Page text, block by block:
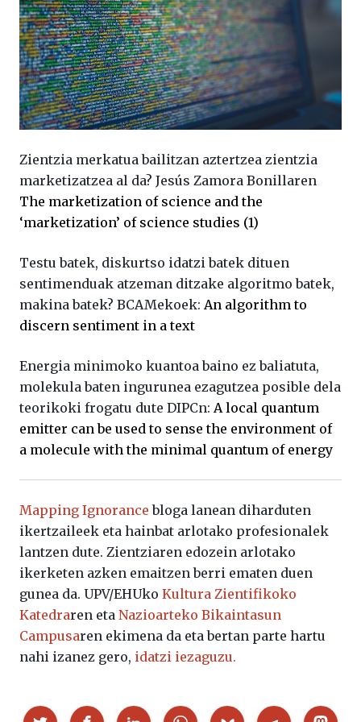
Zientzia merkatua bailitzan aztertzea zientzia
marketizatzea al da? Jesús Zamora Bonillaren
The marketization of science and the
‘marketization’ of science studies (1)
Testu batek, diskurtso idatzi batek dituen
sentimenduak atzeman ditzake algoritmo batek,
makina batek? BCAMekoek: An algorithm to
discern sentiment in a text
Energia minimoko kuantoa baino ez baliatuta,
molekula baten ingurunea ezagutzea posible dela
teorikoki frogatu dute DIPCn: A local quantum
emitter can be used to sense the environment of
a molecule with the minimal quantum of energy
Mapping Ignorance bloga lanean diharduten
ikertzaileek eta hainbat arlotako profesionalek
lantzen dute. Zientziaren edozein arlotako
ikerketen azken emaitzen berri ematen duen
gunea da. UPV/EHUko Kultura Zientifikoko
Katedraren eta Nazioarteko Bikaintasun
Campusaren ekimena da eta bertan parte hartu
nahi izanez gero, idatzi iezaguzu.
Partekatu